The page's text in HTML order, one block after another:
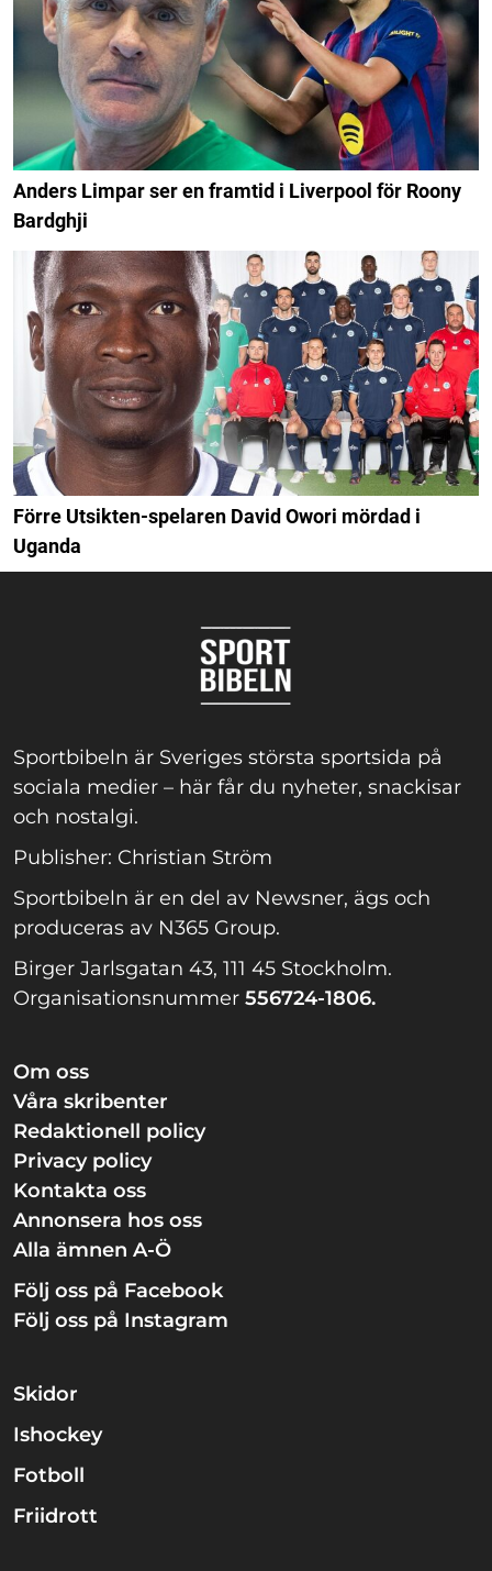
Anders Limpar ser en framtid i Liverpool för Roony
Bardghji
Förre Utsikten-spelaren David Owori mördad i
Uganda
Sportbibeln är Sveriges största sportsida på
sociala medier – här får du nyheter, snackisar
och nostalgi.
Publisher: Christian Ström
Sportbibeln är en del av Newsner, ägs och
produceras av N365 Group.
Birger Jarlsgatan 43, 111 45 Stockholm.
Organisationsnummer 556724-1806.
Om oss
Våra skribenter
Redaktionell policy
Privacy policy
Kontakta oss
Annonsera hos oss
Alla ämnen A-Ö
Följ oss på Facebook
Följ oss på Instagram
Skidor
Ishockey
Fotboll
Friidrott